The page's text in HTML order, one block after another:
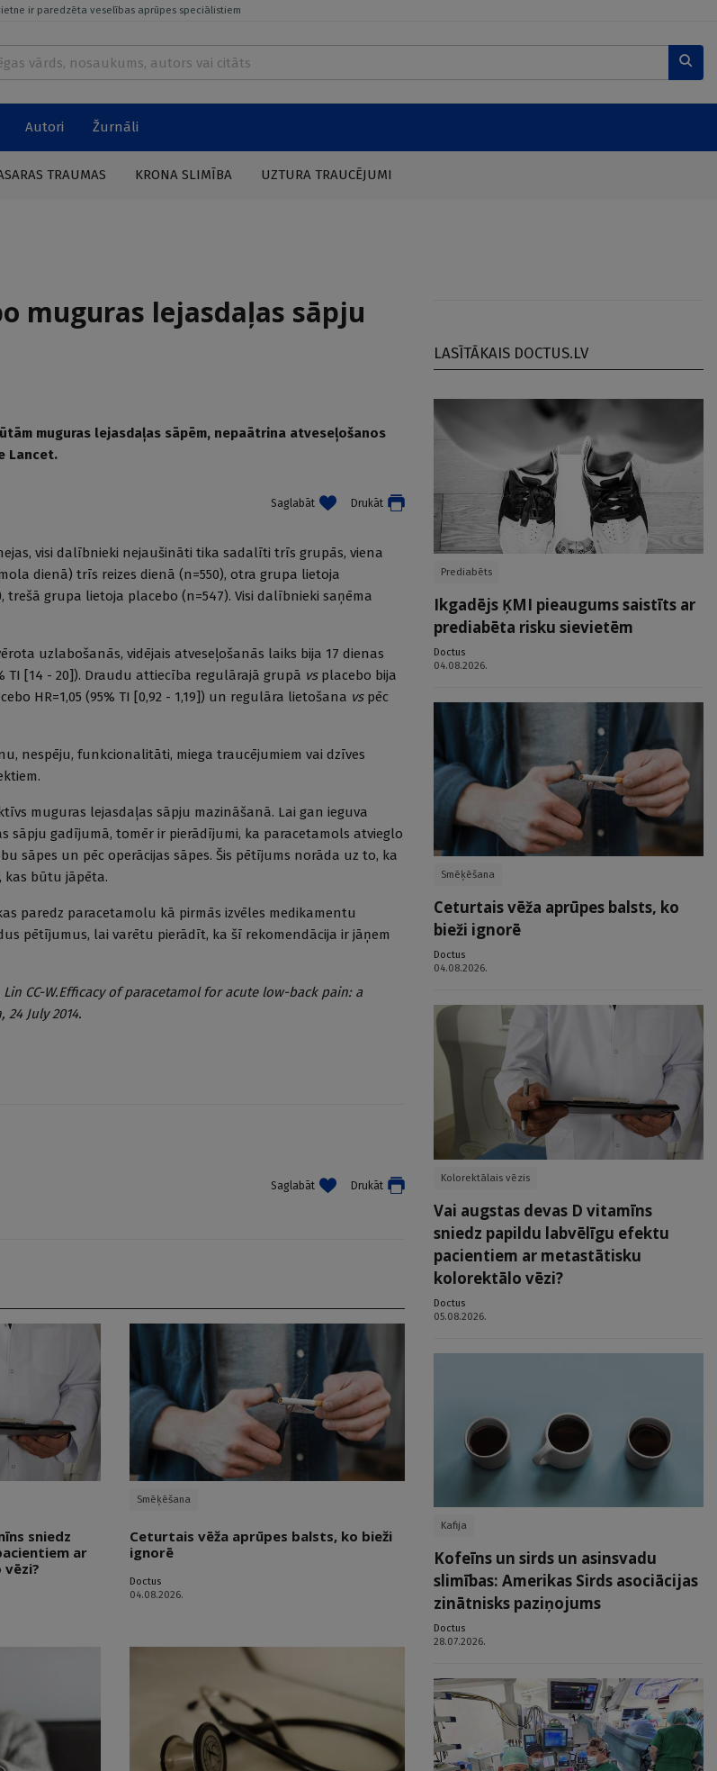
ir paredzēta veselības aprūpes speciālistiem
Autori Žurnāli
TRAUMAS KRONA SLIMĪBA UZTURA TRAUCĒJUMI
muguras lejasdaļas sāpju
muguras lejasdaļas sāpēm, nepaātrina atveseļošanos
Lancet.
Saglabāt Drukāt
visi dalībnieki nejaušināti tika sadalīti trīs grupās, viena
dienā) trīs reizes dienā (n=550), otra grupa lietoja
grupa lietoja placebo (n=547). Visi dalībnieki saņēma
uzlabošanās, vidējais atveseļošanās laiks bija 17 dienas
TI [14 - 20]). Draudu attiecība regulārajā grupā vsplacebo bija
HR=1,05 (95% TI [0,92 - 1,19]) un regulāra lietošana vspēc
nespēju, funkcionalitāti, miega traucējumiem vai dzīves
muguras lejasdaļas sāpju mazināšanā. Lai gan ieguva
gadījumā, tomēr ir pierādījumi, ka paracetamols atvieglo
sāpes un pēc operācijas sāpes. Šis pētījums norāda uz to, ka
kas būtu jāpēta.
paredz paracetamolu kā pirmās izvēles medikamentu
pētījumus, lai varētu pierādīt, ka šī rekomendācija ir jāņem
Lin CC-W.Efficacy of paracetamol for acute low-back pain: a
July 2014.
Saglabāt Drukāt
sniedz
ar
Smēķēšana
Ceturtais vēža aprūpes balsts, ko bieži
ignorē
Doctus
04.08.2026.
LASĪTĀKAIS DOCTUS.LV
Prediabēts
Ikgadējs ĶMI pieaugums saistīts ar
prediabēta risku sievietēm
Doctus
04.08.2026.
Smēķēšana
Ceturtais vēža aprūpes balsts, ko
bieži ignorē
Doctus
04.08.2026.
Kolorektālais vēzis
Vai augstas devas D vitamīns
sniedz papildu labvēlīgu efektu
pacientiem ar metastātisku
kolorektālo vēzi?
Doctus
05.08.2026.
Kafija
Kofeīns un sirds un asinsvadu
slimības: Amerikas Sirds asociācijas
zinātnisks paziņojums
Doctus
28.07.2026.